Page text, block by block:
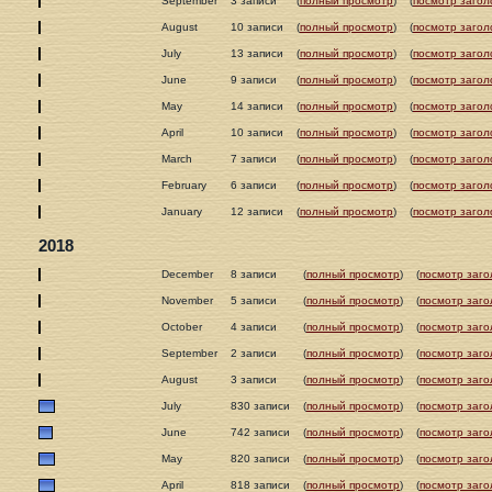
August 10 записи (полный просмотр) (посмотр
July 13 записи (полный просмотр) (посмотр
June 9 записи (полный просмотр) (посмотр
May 14 записи (полный просмотр) (посмотр
April 10 записи (полный просмотр) (посмотр
March 7 записи (полный просмотр) (посмотр
February 6 записи (полный просмотр) (посмотр
January 12 записи (полный просмотр) (посмотр
2018
December 8 записи (полный просмотр) (посмотр
November 5 записи (полный просмотр) (посмотр
October 4 записи (полный просмотр) (посмотр
September 2 записи (полный просмотр) (посмотр
August 3 записи (полный просмотр) (посмотр
July 830 записи (полный просмотр) (посмотр
June 742 записи (полный просмотр) (посмотр
May 820 записи (полный просмотр) (посмотр
April 818 записи (полный просмотр) (посмотр